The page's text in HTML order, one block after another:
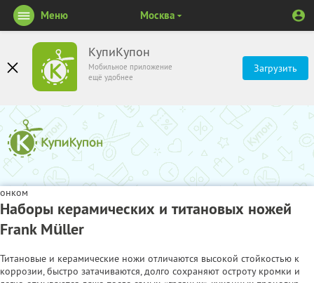
КупиКупон
Мобильное приложение
ещё удобнее
Загрузить
Меню Москва
онком
Наборы керамических и титановых ножей
Frank Müller
Титановые и керамические ножи отличаются высокой стойкостью к
коррозии, быстро затачиваются, долго сохраняют остроту кромки и